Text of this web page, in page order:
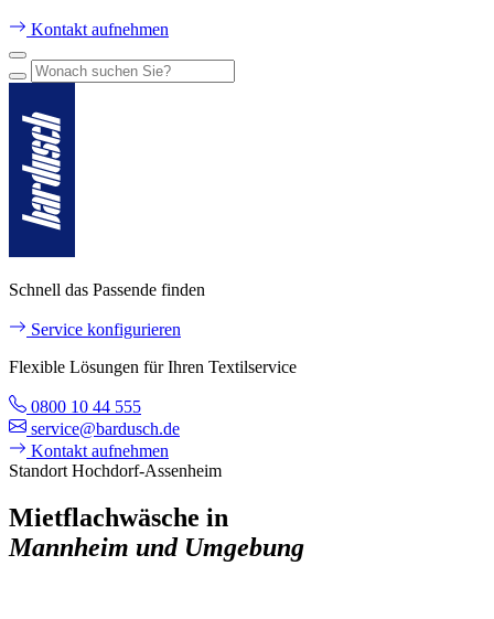
Kontakt aufnehmen
Schnell das Passende finden
Service konfigurieren
Flexible Lösungen für Ihren Textilservice
0800 10 44 555
service@bardusch.de
Kontakt aufnehmen
Standort Hochdorf-Assenheim
Mietflachwäsche in
Mannheim und Umgebung